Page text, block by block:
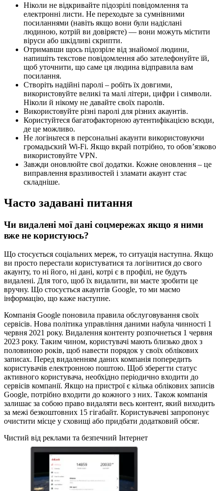
Ніколи не відкривайте підозрілі повідомлення та
електронні листи. Не переходьте за сумнівними
посиланнями (навіть якщо вони були надіслані
людиною, котрій ви довіряєте) — вони можуть містити
віруси або шкідливі скрипти.
Отримавши щось підозріле від знайомої людини,
напишіть текстове повідомлення або зателефонуйте їй,
щоб уточнити, що саме ця людина відправила вам
посилання.
Створіть надійні паролі – робіть їх довгими,
використовуйте великі та малі літери, цифри і символи.
Ніколи й нікому не давайте своїх паролів.
Використовуйте різні паролі для різних акаунтів.
Користуйтеся багатофакторною аутентифікацією всюди,
де це можливо.
Не логіньтеся в персональні акаунти використовуючи
громадьский Wi-Fi. Якщо вкрай потрібно, то обов’язково
використовуйте VPN.
Завжди оновлюйте свої додатки. Кожне оновлення – це
виправлення вразливостей і зламати акаунт стає
складніше.
Часто задавані питання
Чи видалені мої дані соцмережах якщо я ними
вже не користуюсь?
Що стосується соціальних мереж, то ситуація наступна. Якщо
ви просто перестали користуватися та логінитися до свого
акаунту, то ні його, ні дані, котрі є в профілі, не будуть
видалені. Для того, щоб їх видалити, ви маєте зробити це
вручну. Що стосується акаунтів Google, то ми маємо
інформацію, що каже наступне.
Компанія Google поновила правила обслуговування своїх
сервісів. Нова політика управління даними набула чинності 1
червня 2021 року. Видалення контенту розпочнеться 1 червня
2023 року. Таким чином, користувачі мають близько двох з
половиною років, щоб навести порядок у своїх облікових
записах. Перед видаленням даних компанія попередить
користувачів електронною поштою. Щоб зберегти статус
активного користувача, необхідно періодично входити до
сервісів компанії. Якщо на пристрої є кілька облікових записів
Google, потрібно входити до кожного з них. Також компанія
залишає за собою право видаляти весь контент, який виходить
за межі безкоштовних 15 гігабайт. Користувачеві запропонує
очистити місце у сховищі або придбати додатковий обсяг.
Чистий від реклами та безпечний Інтернет